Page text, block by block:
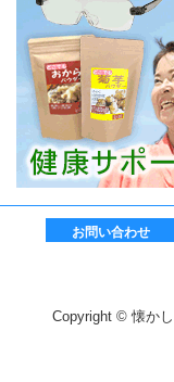
お問い合わせ
Copyright © 懐か